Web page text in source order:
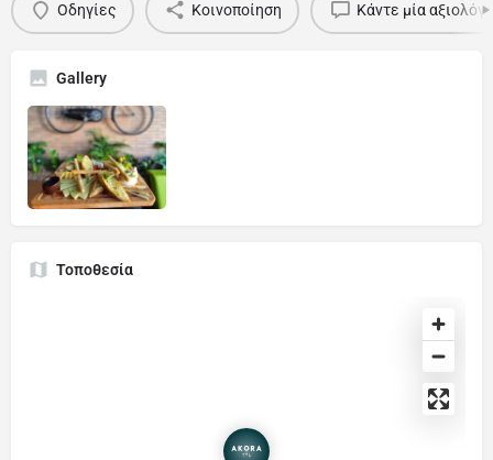
Οδηγίες Κοινοποίηση Κάντε μία
Gallery
Τοποθεσία